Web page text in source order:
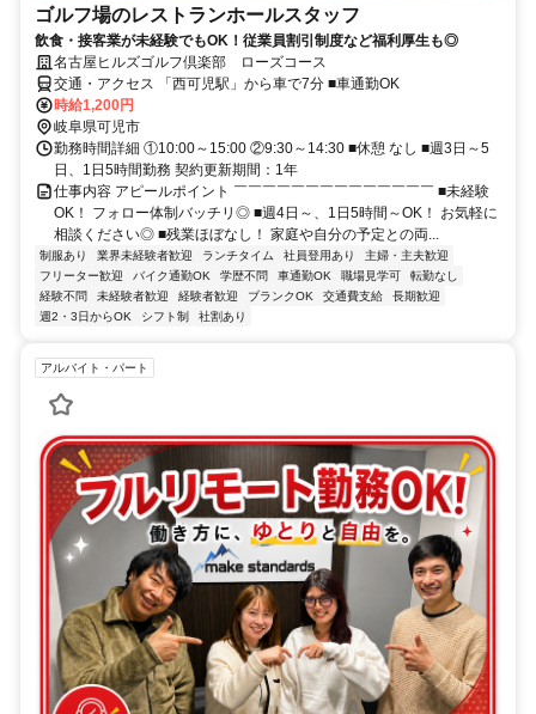
ゴルフ場のレストランホールスタッフ
飲食・接客業が未経験でもOK！従業員割引制度など福利厚生も◎
名古屋ヒルズゴルフ倶楽部 ローズコース
交通・アクセス 「西可児駅」から車で7分 ■車通勤OK
時給1,200円
岐阜県可児市
勤務時間詳細 ①10:00～15:00 ②9:30～14:30 ■休憩 なし ■週3日～5
日、1日5時間勤務 契約更新期間：1年
仕事内容 アピールポイント ￣￣￣￣￣￣￣￣￣￣￣￣￣￣ ■未経験
OK！ フォロー体制バッチリ◎ ■週4日～、1日5時間～OK！ お気軽に
相談ください◎ ■残業ほぼなし！ 家庭や自分の予定との両...
制服あり 業界未経験者歓迎 ランチタイム 社員登用あり
主婦・主夫歓迎
フリーター歓迎
バイク通勤OK 学歴不問 車通勤OK 職場見学可
転勤なし
経験不問
未経験者歓迎 経験者歓迎 ブランクOK 交通費支給
長期歓迎
週2・3日からOK
シフト制 社割あり
アルバイト・パート